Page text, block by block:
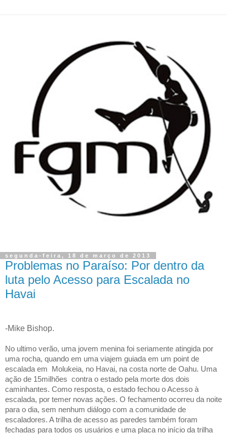
segunda-feira, 18 de março de 2013
Problemas no Paraíso: Por dentro da
luta pelo Acesso para Escalada no
Havai
-Mike Bishop.
No ultimo verão, uma jovem menina foi seriamente atingida por
uma rocha, quando em uma viajem guiada em um point de
escalada em
Molukeia, no Havai, na costa norte de Oahu. Uma
ação de 15milhões contra o estado pela morte dos dois
caminhantes. Como resposta, o estado fechou o Acesso à
escalada, por temer novas ações. O fechamento ocorreu da noite
para o dia, sem nenhum diálogo com a comunidade de
escaladores. A trilha de acesso as paredes também foram
fechadas para todos os usuários e uma placa no início da trilha